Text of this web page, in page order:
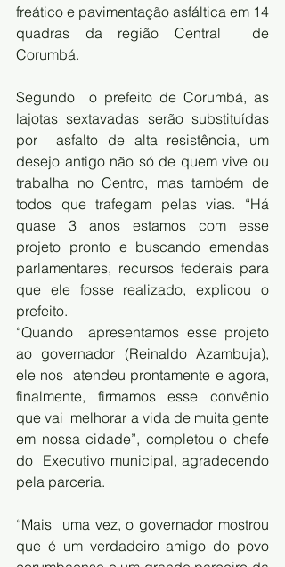
freático e pavimentação asfáltica em 14
quadras da região Central  de
Corumbá.
Segundo  o prefeito de Corumbá, as
lajotas sextavadas serão substituídas
por  asfalto de alta resistência, um
desejo antigo não só de quem vive ou
trabalha no Centro, mas também de
todos que trafegam pelas vias. “Há
quase 3 anos estamos com esse
projeto pronto e buscando emendas
parlamentares, recursos federais para
que ele fosse realizado, explicou o
prefeito.
“Quando  apresentamos esse projeto
ao governador (Reinaldo Azambuja),
ele nos  atendeu prontamente e agora,
finalmente, firmamos esse convênio
que vai  melhorar a vida de muita gente
em nossa cidade”, completou o chefe
do  Executivo municipal, agradecendo
pela parceria.
“Mais  uma vez, o governador mostrou
que é um verdadeiro amigo do povo